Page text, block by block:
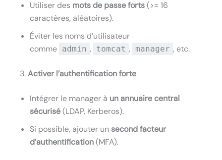
Utiliser des mots de passe forts(>= 16
caractères, aléatoires).
Éviter les noms d’utilisateur
comme admin , tomcat , manager , etc.
3.Activer l’authentification forte
Intégrer le manager à un annuaire central
sécurisé(LDAP, Kerberos).
Si possible, ajouter unsecond facteur
d’authentification(MFA).